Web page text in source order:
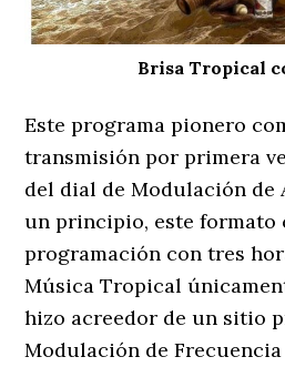
Brisa Tropical
Este programa pionero
transmisión por primera
del dial de Modulación de
un principio, este formato
programación con tres
Música Tropical
hizo acreedor de un sitio
Modulación de Frecuencia